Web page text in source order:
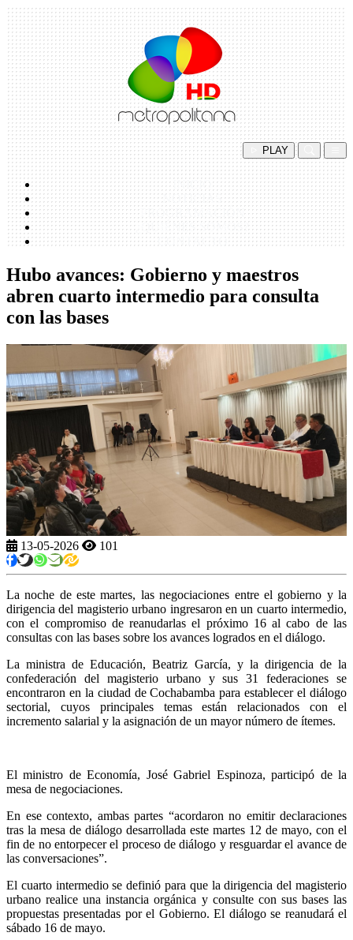
PLAY
INICIO
NOTICIAS
PROGRAMACIÓN
¿QUIÉNES SOMOS?
CONTACTO
Hubo avances: Gobierno y maestros
abren cuarto intermedio para consulta
con las bases
13-05-2026 101
La noche de este martes, las negociaciones entre el gobierno y la
dirigencia del magisterio urbano ingresaron en un cuarto intermedio,
con el compromiso de reanudarlas el próximo 16 al cabo de las
consultas con las bases sobre los avances logrados en el diálogo.
La ministra de Educación, Beatriz García, y la dirigencia de la
confederación del magisterio urbano y sus 31 federaciones se
encontraron en la ciudad de Cochabamba para establecer el diálogo
sectorial, cuyos principales temas están relacionados con el
incremento salarial y la asignación de un mayor número de ítemes.
El ministro de Economía, José Gabriel Espinoza, participó de la
mesa de negociaciones.
En ese contexto, ambas partes “acordaron no emitir declaraciones
tras la mesa de diálogo desarrollada este martes 12 de mayo, con el
fin de no entorpecer el proceso de diálogo y resguardar el avance de
las conversaciones”.
El cuarto intermedio se definió para que la dirigencia del magisterio
urbano realice una instancia orgánica y consulte con sus bases las
propuestas presentadas por el Gobierno. El diálogo se reanudará el
sábado 16 de mayo.